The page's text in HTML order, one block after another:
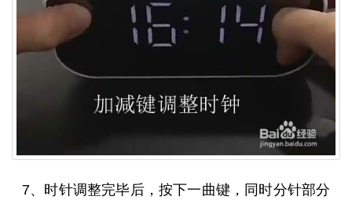
7、时针调整完毕后，按下一曲键，同时分针部分